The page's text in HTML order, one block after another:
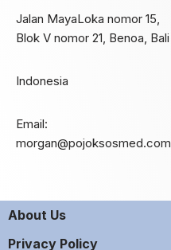
Jalan MayaLoka nomor 15,
Blok V nomor 21, Benoa, Bali
Indonesia
Email:
morgan@pojoksosmed.com
About Us
Privacy Policy